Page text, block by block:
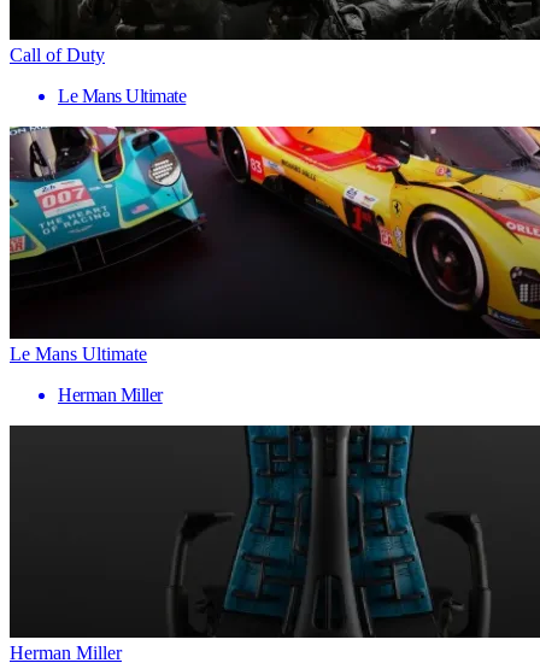
Call of Duty
Le Mans Ultimate
Le Mans Ultimate
Herman Miller
Herman Miller